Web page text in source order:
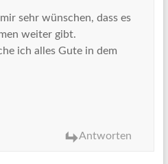
sehr wünschen, dass es
weiter gibt.
ich alles Gute in dem
Antworten